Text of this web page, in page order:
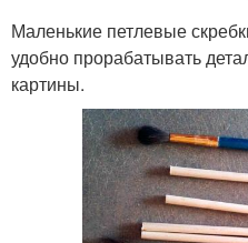
Маленькие петлевые
удобно прорабатывать
картины.